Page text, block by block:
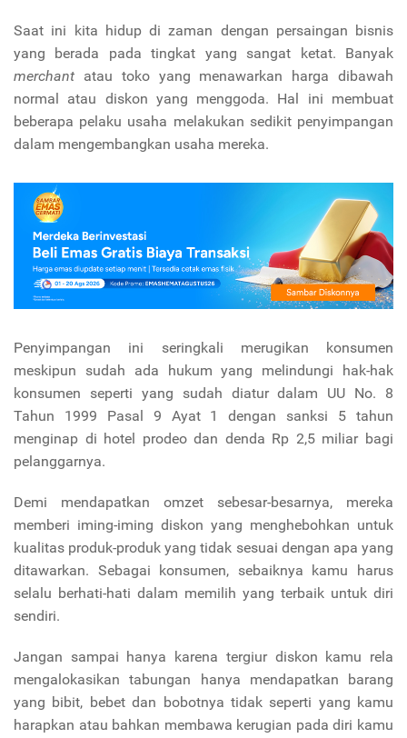
Saat ini kita hidup di zaman dengan persaingan bisnis
yang berada pada tingkat yang sangat ketat. Banyak
merchant atau toko yang menawarkan harga dibawah
normal atau diskon yang menggoda. Hal ini membuat
beberapa pelaku usaha melakukan sedikit penyimpangan
dalam mengembangkan usaha mereka.
Penyimpangan ini seringkali merugikan konsumen
meskipun sudah ada hukum yang melindungi hak-hak
konsumen seperti yang sudah diatur dalam UU No. 8
Tahun 1999 Pasal 9 Ayat 1 dengan sanksi 5 tahun
menginap di hotel prodeo dan denda Rp 2,5 miliar bagi
pelanggarnya.
Demi mendapatkan omzet sebesar-besarnya, mereka
memberi iming-iming diskon yang menghebohkan untuk
kualitas produk-produk yang tidak sesuai dengan apa yang
ditawarkan. Sebagai konsumen, sebaiknya kamu harus
selalu berhati-hati dalam memilih yang terbaik untuk diri
sendiri.
Jangan sampai hanya karena tergiur diskon kamu rela
mengalokasikan tabungan hanya mendapatkan barang
yang bibit, bebet dan bobotnya tidak seperti yang kamu
harapkan atau bahkan membawa kerugian pada diri kamu